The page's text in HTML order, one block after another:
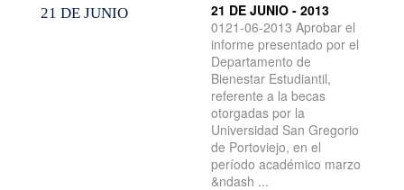
21 DE JUNIO
21 DE JUNIO - 2013
0121-06-2013 Aprobar el
informe presentado por el
Departamento de
Bienestar Estudiantil,
referente a la becas
otorgadas por la
Universidad San Gregorio
de Portoviejo, en el
período académico marzo
&ndash ...